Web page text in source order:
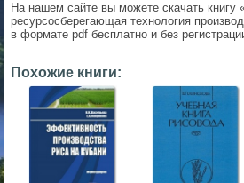
На нашем сайте вы можете скачать книгу
ресурсосберегающая технология
в формате pdf бесплатно и без
Похожие книги:
▼
▼